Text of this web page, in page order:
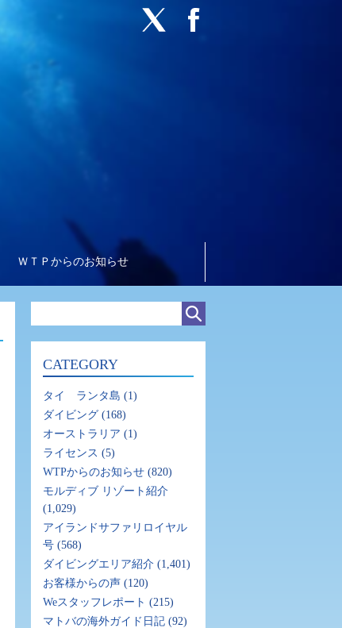
ＷＴＰからのお知らせ
CATEGORY
タイ ランタ島 (1)
ダイビング (168)
オーストラリア (1)
ライセンス (5)
WTPからのお知らせ (820)
モルディブ リゾート紹介
(1,029)
アイランドサファリロイヤル
号 (568)
ダイビングエリア紹介 (1,401)
お客様からの声 (120)
Weスタッフレポート (215)
マトバの海外ガイド日記 (92)